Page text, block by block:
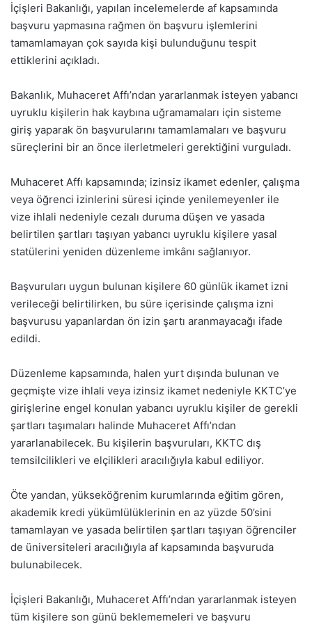
İçişleri Bakanlığı, yapılan incelemelerde af kapsamında
başvuru yapmasına rağmen ön başvuru işlemlerini
tamamlamayan çok sayıda kişi bulunduğunu tespit
ettiklerini açıkladı.
Bakanlık, Muhaceret Affı’ndan yararlanmak isteyen yabancı
uyruklu kişilerin hak kaybına uğramamaları için sisteme
giriş yaparak ön başvurularını tamamlamaları ve başvuru
süreçlerini bir an önce ilerletmeleri gerektiğini vurguladı.
Muhaceret Affı kapsamında; izinsiz ikamet edenler, çalışma
veya öğrenci izinlerini süresi içinde yenilemeyenler ile
vize ihlali nedeniyle cezalı duruma düşen ve yasada
belirtilen şartları taşıyan yabancı uyruklu kişilere yasal
statülerini yeniden düzenleme imkânı sağlanıyor.
Başvuruları uygun bulunan kişilere 60 günlük ikamet izni
verileceği belirtilirken, bu süre içerisinde çalışma izni
başvurusu yapanlardan ön izin şartı aranmayacağı ifade
edildi.
Düzenleme kapsamında, halen yurt dışında bulunan ve
geçmişte vize ihlali veya izinsiz ikamet nedeniyle KKTC’ye
girişlerine engel konulan yabancı uyruklu kişiler de gerekli
şartları taşımaları halinde Muhaceret Affı’ndan
yararlanabilecek. Bu kişilerin başvuruları, KKTC dış
temsilcilikleri ve elçilikleri aracılığıyla kabul ediliyor.
Öte yandan, yükseköğrenim kurumlarında eğitim gören,
akademik kredi yükümlülüklerinin en az yüzde 50’sini
tamamlayan ve yasada belirtilen şartları taşıyan öğrenciler
de üniversiteleri aracılığıyla af kapsamında başvuruda
bulunabilecek.
İçişleri Bakanlığı, Muhaceret Affı’ndan yararlanmak isteyen
tüm kişilere son günü beklememeleri ve başvuru